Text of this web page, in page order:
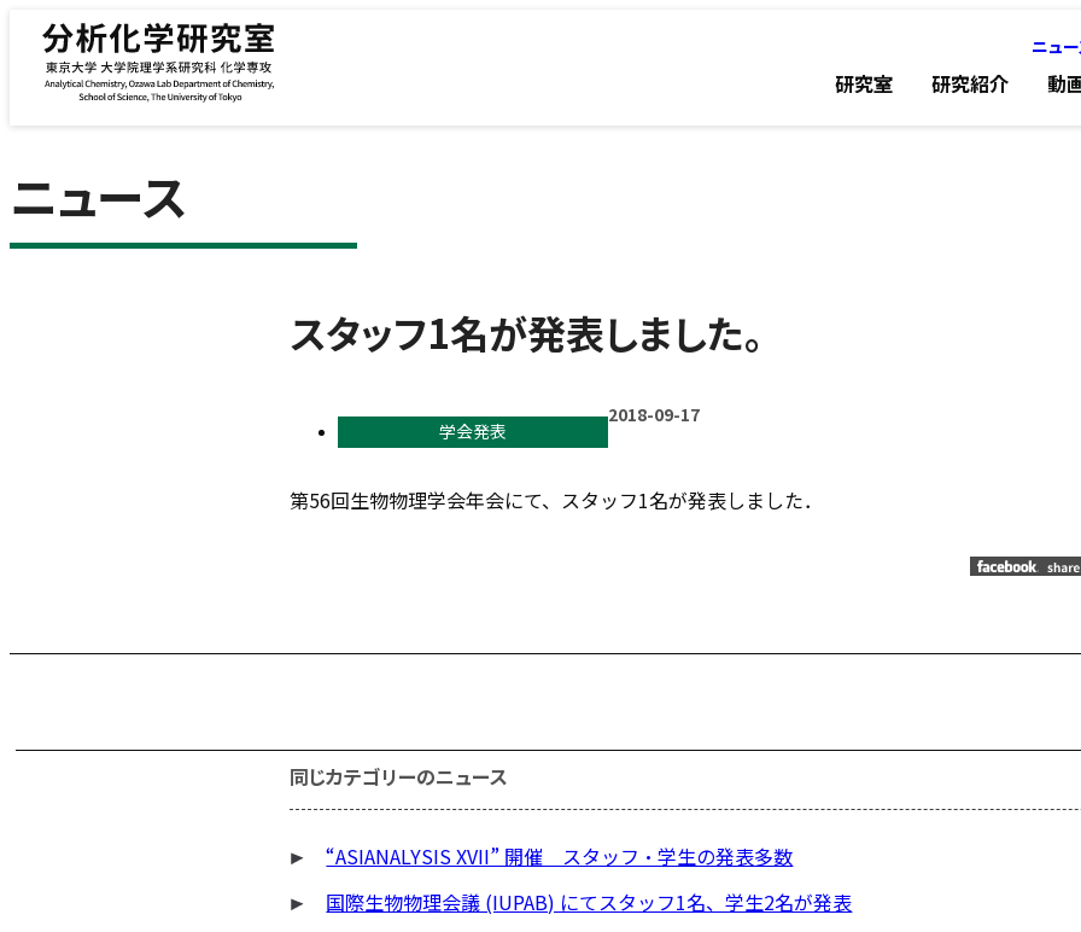
内容をスキップ
ニュ
研究室 研究紹介 動
ニュース
スタッフ1名が発表しました。
学会発表
2018-09-17
第56回生物物理学会年会にて、スタッフ1名が発表しました．
ー
同じカテゴリーのニュース
“ASIANALYSIS XVII” 開催 スタッフ・学生の発表多数
国際生物物理会議 (IUPAB) にてスタッフ1名、学生2名が発表